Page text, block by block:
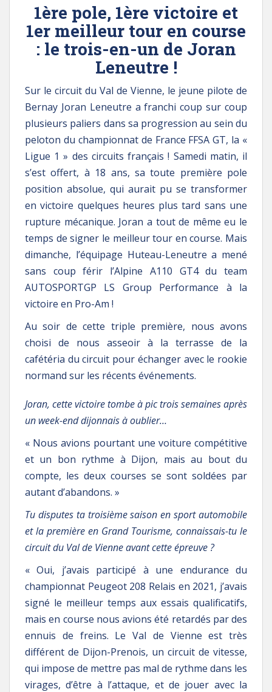
1ère pole, 1ère victoire et
1er meilleur tour en course
: le trois-en-un de Joran
Leneutre !
Sur le circuit du Val de Vienne, le jeune pilote de
Bernay Joran Leneutre a franchi coup sur coup
plusieurs paliers dans sa progression au sein du
peloton du championnat de France FFSA GT, la «
Ligue 1 » des circuits français ! Samedi matin, il
s’est offert, à 18 ans, sa toute première pole
position absolue, qui aurait pu se transformer
en victoire quelques heures plus tard sans une
rupture mécanique. Joran a tout de même eu le
temps de signer le meilleur tour en course. Mais
dimanche, l’équipage Huteau-Leneutre a mené
sans coup férir l’Alpine A110 GT4 du team
AUTOSPORTGP LS Group Performance à la
victoire en Pro-Am !
Au soir de cette triple première, nous avons
choisi de nous asseoir à la terrasse de la
cafétéria du circuit pour échanger avec le rookie
normand sur les récents événements.
Joran, cette victoire tombe à pic trois semaines après
un week-end dijonnais à oublier…
« Nous avions pourtant une voiture compétitive
et un bon rythme à Dijon, mais au bout du
compte, les deux courses se sont soldées par
autant d’abandons. »
Tu disputes ta troisième saison en sport automobile
et la première en Grand Tourisme, connaissais-tu le
circuit du Val de Vienne avant cette épreuve ?
« Oui, j’avais participé à une endurance du
championnat Peugeot 208 Relais en 2021, j’avais
signé le meilleur temps aux essais qualificatifs,
mais en course nous avions été retardés par des
ennuis de freins. Le Val de Vienne est très
différent de Dijon-Prenois, un circuit de vitesse,
qui impose de mettre pas mal de rythme dans les
virages, d’être à l’attaque, et de jouer avec la